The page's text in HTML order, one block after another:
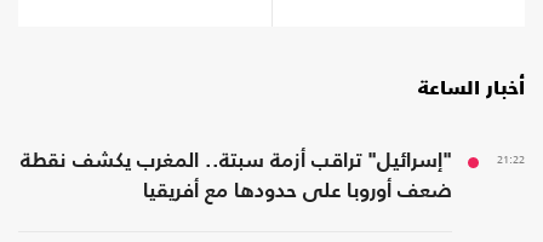
أخبار الساعة
21:22
"إسرائيل" تراقب أزمة سبتة.. المغرب يكشف نقطة
ضعف أوروبا على حدودها مع أفريقيا